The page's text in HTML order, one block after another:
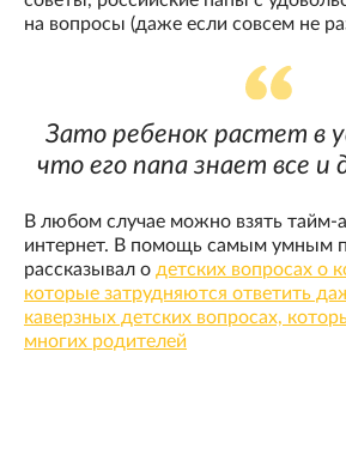
на вопросы (даже если совсем не
Зато ребенок растет в
что его папа знает все и
В любом случае можно взять тайм-
интернет. В помощь самым умным
рассказывал о детских вопросах о
которые затрудняются ответить
каверзных детских вопросах,
многих родителей